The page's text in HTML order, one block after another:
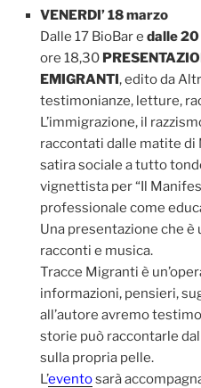
VENERDI’ 18 marzo
Dalle 17 BioBar e dalle 20
ore 18,30
EMIGRANTI, edito da
testimonianze, letture,
L’immigrazione, il
raccontati dalle matite di
satira sociale a tutto
vignettista per “Il
professionale come
Una presentazione che
racconti e musica.
Tracce Migranti è
informazioni, pensieri,
all’autore avremo
storie può raccontarle
sulla propria pelle.
L’eventosarà